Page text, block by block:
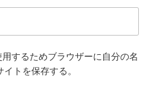
するためブラウザーに自分の名
トを保存する。